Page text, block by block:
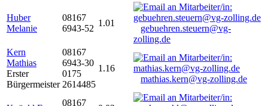
Huber
Melanie
08167
6943-52
1.01
gebuehren.steuern@vg-
zolling.de
Kern
Mathias
Erster
Bürgermeister
08167
6943-30
0175
2614485
1.16
mathias.kern@vg-zolling.de
08167